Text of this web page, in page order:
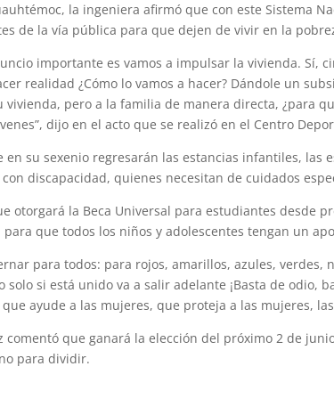
la ingeniera afirmó que con este Sistema
de la vía pública para que dejen de vivir en la
importante es vamos a impulsar la vivienda. Sí,
realidad ¿Cómo lo vamos a hacer? Dándole un
vivienda, pero a la familia de manera directa, ¿para
dijo en el acto que se realizó en el Centro
en su sexenio regresarán las estancias infantiles, las
discapacidad, quienes necesitan de cuidados
otorgará la Beca Universal para estudiantes desde
para que todos los niños y adolescentes tengan un
para todos: para rojos, amarillos, azules,
solo si está unido va a salir adelante ¡Basta de odio,
ayude a las mujeres, que proteja a las mujeres,
comentó que ganará la elección del próximo 2 de
para dividir.